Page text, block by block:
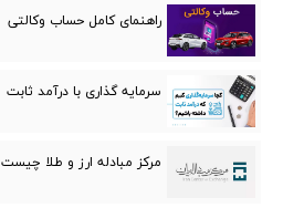
راهنمای کامل حساب وکالتی
سرمایه گذاری با درآمد ثابت
مرکز مبادله ارز و طلا چیست